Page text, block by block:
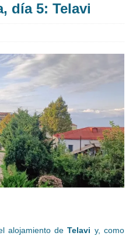
día 5: Telavi
alojamiento deTelavi y, como